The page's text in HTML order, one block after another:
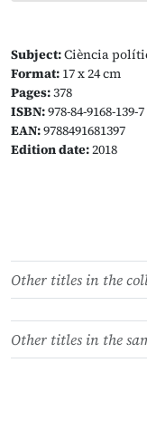
Subject:Ciència
Format: 17 x 24 cm
Pages:378
ISBN:978-84-9168-139-7
EAN:9788491681397
Edition date:2018
Other titles in the
Other titles in the